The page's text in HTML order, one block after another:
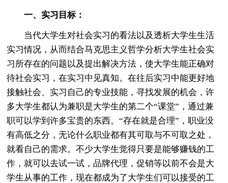
一、实习目标：
当代大学生对社会实习的看法以及透析大学生生活
实习情况，从而结合马克思主义哲学分析大学生社会实
习所存在的问题以及提出解决方法，使大学生能正确对
待社会实习，在实习中见真知。在往后实习中能更好地
接触社会、实习自己的专业技能，寻找发展的机会，许
多大学生都认为兼职是大学生的第二个“课堂”，通过兼
职可以学到许多宝贵的东西。“存在就是合理”，职业没
有高低之分，无论什么职业都有其可取与不可取之处，
就看自己的需求。不少大学生觉得只要是能够赚钱的工
作，就可以去试一试，品牌代理，促销等以前不会是大
学生从事的工作，现在都成为了大学生们可以接受的工